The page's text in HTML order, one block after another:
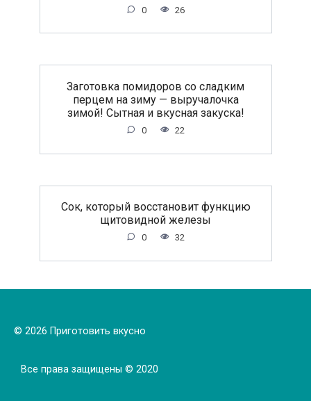
0 26
Заготовка помидоров со сладким
перцем на зиму — выручалочка
зимой! Сытная и вкусная закуска!
0 22
Сок, который восстановит функцию
щитовидной железы
0 32
© 2026 Приготовить вкусно
Все права защищены © 2020